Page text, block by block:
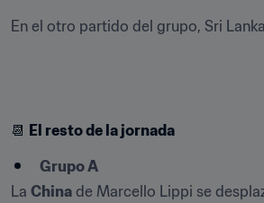
En el otro partido del grupo, Sri
📆 El resto de la jornada
Grupo A
La China de Marcello Lippi se